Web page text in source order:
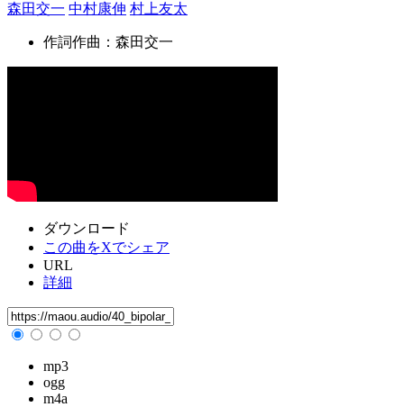
森田交一 中村康伸 村上友太
作詞作曲：森田交一
ダウンロード
この曲をXでシェア
URL
詳細
mp3
ogg
m4a